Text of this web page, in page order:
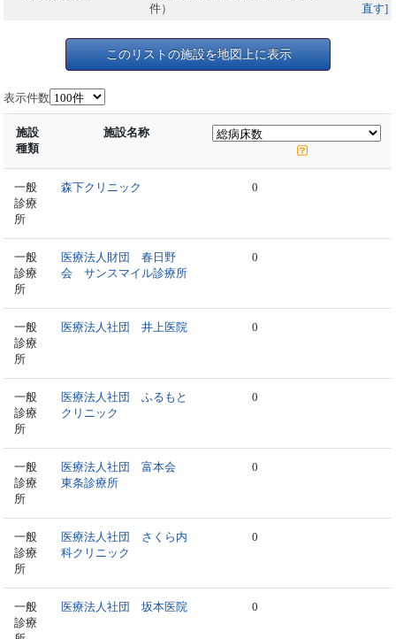
件）
直す]
このリストの施設を地図上に表示
表示件数
施設
種類
施設名称
一般
診療
所
森下クリニック 0
一般
診療
所
医療法人財団 春日野
会 サンスマイル診療所
0
一般
診療
所
医療法人社団 井上医院 0
一般
診療
所
医療法人社団 ふるもと
クリニック
0
一般
診療
所
医療法人社団 富本会
東条診療所
0
一般
診療
所
医療法人社団 さくら内
科クリニック
0
一般
診療
医療法人社団 坂本医院 0